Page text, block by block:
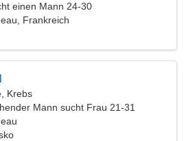
einen Mann 24-30
Frankreich
Krebs
Mann sucht Frau 21-31